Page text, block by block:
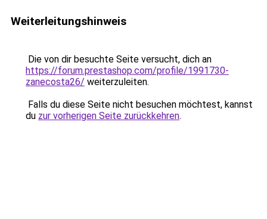
Weiterleitungshinweis
Die von dir besuchte Seite versucht, dich an
https://forum.prestashop.com/profile/1991730-
zanecosta26/ weiterzuleiten.
Falls du diese Seite nicht besuchen möchtest, kannst
du zur vorherigen Seite zurückkehren.